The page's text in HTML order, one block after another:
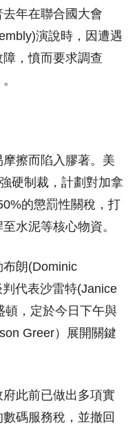
年在聯合國大會
演說時，因遭遇
，憤而要求調查
擦而陷入膠著。美
硬制裁，計劃對加拿
的懲罰性關稅，打
水泥等核心物資。
朗(Dominic
代表沙雷特(Janice
頓，定於今日下午與
Greer）展開關鍵
此前已做出多項實
碼服務稅，並撤回